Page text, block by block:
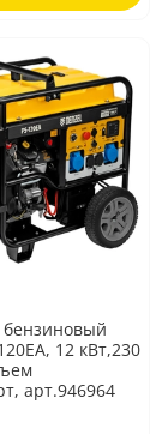
бензиновый
12 кВт,230
арт.946964